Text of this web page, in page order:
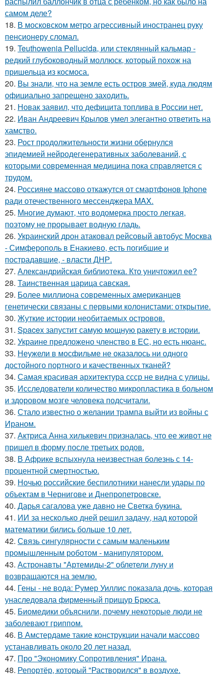
самом деле?
18. В московском метро агрессивный иностранец руку
пенсионеру сломал.
19. Teuthowenia Pellucida, или стеклянный кальмар -
редкий глубоководный моллюск, который похож на
пришельца из космоса.
20. Вы знали, что на земле есть остров змей, куда людям
официально запрещено заходить.
21. Новак заявил, что дефицита топлива в России нет.
22. Иван Андреевич Крылов умел элегантно ответить на
хамство.
23. Рост продолжительности жизни обернулся
эпидемией нейродегенеративных заболеваний, с
которыми современная медицина пока справляется с
трудом.
24. Россияне массово откажутся от смартфонов Iphone
ради отечественного мессенджера MAX.
25. Многие думают, что водомерка просто легкая,
поэтому не прорывает водную гладь.
26. Украинский дрон атаковал рейсовый автобус Москва
- Симферополь в Енакиево, есть погибшие и
пострадавшие, - власти ДНР.
27. Александрийская библиотека. Кто уничтожил ее?
28. Таинственная царица савская.
29. Более миллиона современных американцев
генетически связаны с первыми колонистами: открытие.
30. Жуткие истории необитаемых островов.
31. Spacex запустит самую мощную ракету в истории.
32. Украине предложено членство в ЕС, но есть нюанс.
33. Неужели в мосфильме не оказалось ни одного
достойного портного и качественных тканей?
34. Самая красивая архитектура ссср не видна с улицы.
35. Исследователи количество микропластика в больном
и здоровом мозге человека подсчитали.
36. Стало известно о желании трампа выйти из войны с
Ираном.
37. Актриса Анна хилькевич призналась, что ее живот не
пришел в форму после третьих родов.
38. В Африке вспыхнула неизвестная болезнь с 14-
процентной смертностью.
39. Ночью российские беспилотники нанесли удары по
объектам в Чернигове и Днепропетровске.
40. Дарья сагалова уже давно не Светка букина.
41. ИИ за несколько дней решил задачу, над которой
математики бились больше 10 лет.
42. Связь сингулярности с самым маленьким
промышленным роботом - манипулятором.
43. Астронавты "Артемиды-2" облетели луну и
возвращаются на землю.
44. Гены - не вода: Румер Уиллис показала дочь, которая
унаследовала фирменный прищур Брюса.
45. Биомедики объяснили, почему некоторые люди не
заболевают гриппом.
46. В Амстердаме такие конструкции начали массово
устанавливать около 20 лет назад.
47. Про "Экономику Сопротивления" Ирана.
48. Репортёр, который "Растворился" в воздухе.